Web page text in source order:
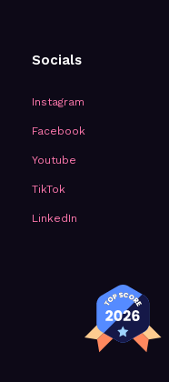
Socials
Instagram
Facebook
Youtube
TikTok
LinkedIn